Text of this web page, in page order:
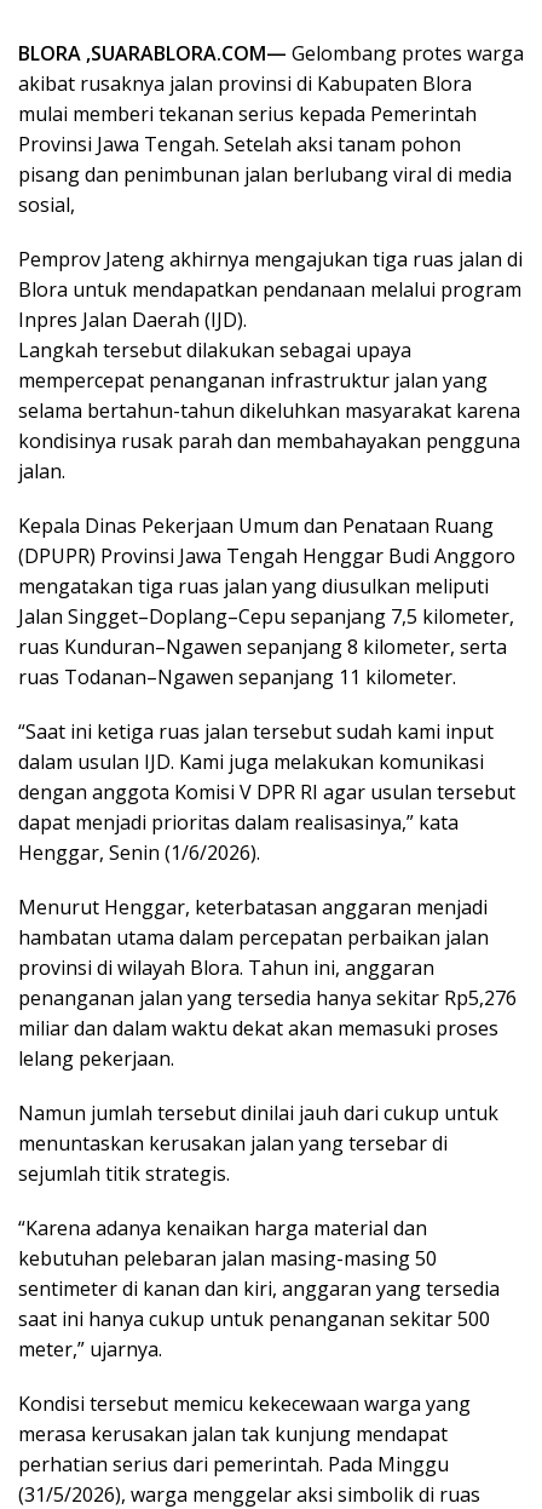
BLORA ,SUARABLORA.COM— Gelombang protes warga
akibat rusaknya jalan provinsi di Kabupaten Blora
mulai memberi tekanan serius kepada Pemerintah
Provinsi Jawa Tengah. Setelah aksi tanam pohon
pisang dan penimbunan jalan berlubang viral di media
sosial,
Pemprov Jateng akhirnya mengajukan tiga ruas jalan di
Blora untuk mendapatkan pendanaan melalui program
Inpres Jalan Daerah (IJD).
Langkah tersebut dilakukan sebagai upaya
mempercepat penanganan infrastruktur jalan yang
selama bertahun-tahun dikeluhkan masyarakat karena
kondisinya rusak parah dan membahayakan pengguna
jalan.
Kepala Dinas Pekerjaan Umum dan Penataan Ruang
(DPUPR) Provinsi Jawa Tengah Henggar Budi Anggoro
mengatakan tiga ruas jalan yang diusulkan meliputi
Jalan Singget–Doplang–Cepu sepanjang 7,5 kilometer,
ruas Kunduran–Ngawen sepanjang 8 kilometer, serta
ruas Todanan–Ngawen sepanjang 11 kilometer.
“Saat ini ketiga ruas jalan tersebut sudah kami input
dalam usulan IJD. Kami juga melakukan komunikasi
dengan anggota Komisi V DPR RI agar usulan tersebut
dapat menjadi prioritas dalam realisasinya,” kata
Henggar, Senin (1/6/2026).
Menurut Henggar, keterbatasan anggaran menjadi
hambatan utama dalam percepatan perbaikan jalan
provinsi di wilayah Blora. Tahun ini, anggaran
penanganan jalan yang tersedia hanya sekitar Rp5,276
miliar dan dalam waktu dekat akan memasuki proses
lelang pekerjaan.
Namun jumlah tersebut dinilai jauh dari cukup untuk
menuntaskan kerusakan jalan yang tersebar di
sejumlah titik strategis.
“Karena adanya kenaikan harga material dan
kebutuhan pelebaran jalan masing-masing 50
sentimeter di kanan dan kiri, anggaran yang tersedia
saat ini hanya cukup untuk penanganan sekitar 500
meter,” ujarnya.
Kondisi tersebut memicu kekecewaan warga yang
merasa kerusakan jalan tak kunjung mendapat
perhatian serius dari pemerintah. Pada Minggu
(31/5/2026), warga menggelar aksi simbolik di ruas